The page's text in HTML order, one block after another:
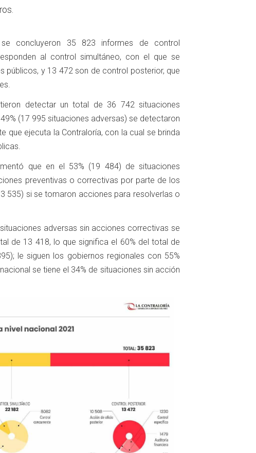
concluyeron 35 823 informes de control
al control simultáneo, con el que se
públicos, y 13 472 son de control posterior, que
detectar un total de 36 742 situaciones
(17 995 situaciones adversas) se detectaron
que ejecuta la Contraloría, con la cual se brinda
que en el 53% (19 484) de situaciones
preventivas o correctivas por parte de los
535) si se tomaron acciones para resolverlas o
adversas sin acciones correctivas se
de 13 418, lo que significa el 60% del total de
le siguen los gobiernos regionales con 55%
se tiene el 34% de situaciones sin acción